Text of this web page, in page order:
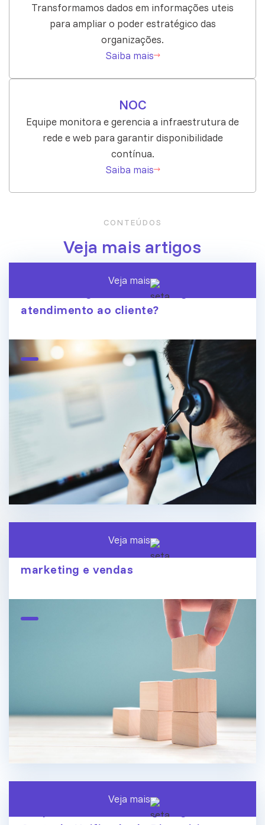
Transformamos dados em informações uteis
para ampliar o poder estratégico das
organizações.
Saiba mais
NOC
Equipe monitora e gerencia a infraestrutura de
rede e web para garantir disponibilidade
contínua.
Saiba mais
CONTEÚDOS
Veja mais artigos
A era dos agentes de IA chegou ao
atendimento ao cliente?
Veja mais
O fim dos silos de dados: conecte
marketing e vendas
Veja mais
Endpoint Central ManageEngine:
Veja mais